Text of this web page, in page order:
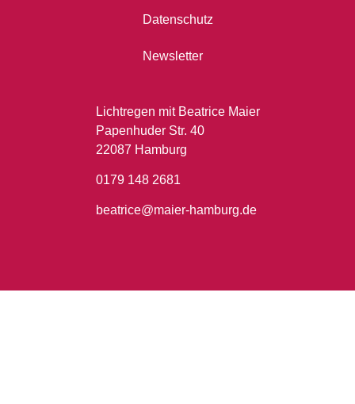
Datenschutz
Newsletter
Lichtregen mit Beatrice Maier
Papenhuder Str. 40
22087 Hamburg
0179 148 2681
beatrice@maier-hamburg.de